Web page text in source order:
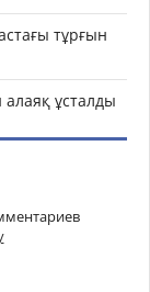
тұрғын
ұсталды